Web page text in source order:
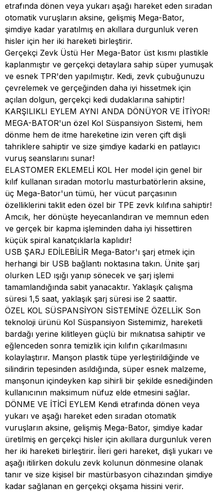
etrafında dönen veya yukarı aşağı hareket eden sıradan
otomatik vuruşların aksine, gelişmiş Mega-Bator,
şimdiye kadar yaratılmış en akıllara durgunluk veren
hisler için her iki hareketi birleştirir.
Gerçekçi Zevk Üstü Her Mega-Bator üst kısmı plastikle
kaplanmıştır ve gerçekçi detaylara sahip süper yumuşak
ve esnek TPR'den yapılmıştır. Kedi, zevk çubuğunuzu
çevrelemek ve gerçeğinden daha iyi hissetmek için
açılan dolgun, gerçekçi kedi dudaklarına sahiptir!
KARŞILIKLI EYLEM AYNI ANDA DÖNÜYOR VE İTİYOR!
MEGA-BATOR'un özel Kol Süspansiyon Sistemi, hem
dönme hem de itme hareketine izin veren çift dişli
tahriklere sahiptir ve size şimdiye kadarki en patlayıcı
vuruş seanslarını sunar!
ELASTOMER EKLEMELİ KOL Her model için genel bir
kılıf kullanan sıradan motorlu masturbatörlerin aksine,
üç Mega-Bator'un tümü, her vücut parçasının
özelliklerini taklit eden özel bir TPE zevk kılıfına sahiptir!
Amcık, her dönüşte heyecanlandıran ve memnun eden
ve gerçek bir kapma işleminden daha iyi hissettiren
küçük spiral kanatçıklarla kaplıdır!
USB ŞARJ EDİLEBİLİR Mega-Bator'ı şarj etmek için
herhangi bir USB bağlantı noktasına takın. Ünite şarj
olurken LED ışığı yanıp sönecek ve şarj işlemi
tamamlandığında sabit yanacaktır. Yaklaşık çalışma
süresi 1,5 saat, yaklaşık şarj süresi ise 2 saattir.
ÖZEL KOL SÜSPANSİYON SİSTEMİNE ÖZELLİK Son
teknoloji ürünü Kol Süspansiyon Sistemimiz, hareketli
bardağı yerine kilitleyen güçlü bir mıknatısa sahiptir ve
eğlenceden sonra temizlik için kılıfın çıkarılmasını
kolaylaştırır. Manşon plastik tüpe yerleştirildiğinde ve
silindirin tepesinden asıldığında, süper esnek malzeme,
manşonun içindeyken kap sihirli bir şekilde esnediğinden
kullanıcının maksimum nüfuz elde etmesini sağlar.
DÖNME VE İTİCİ EYLEM Kendi etrafında dönen veya
yukarı ve aşağı hareket eden sıradan otomatik
vuruşların aksine, gelişmiş Mega-Bator, şimdiye kadar
üretilmiş en gerçekçi hisler için akıllara durgunluk veren
her iki hareketi birleştirir. İleri geri hareket, dişli yukarı ve
aşağı itilirken dokulu zevk kolunun dönmesine olanak
tanır ve size kişisel bir mastürbasyon cihazından şimdiye
kadar sağlanan en gerçekçi okşama hissini verir.